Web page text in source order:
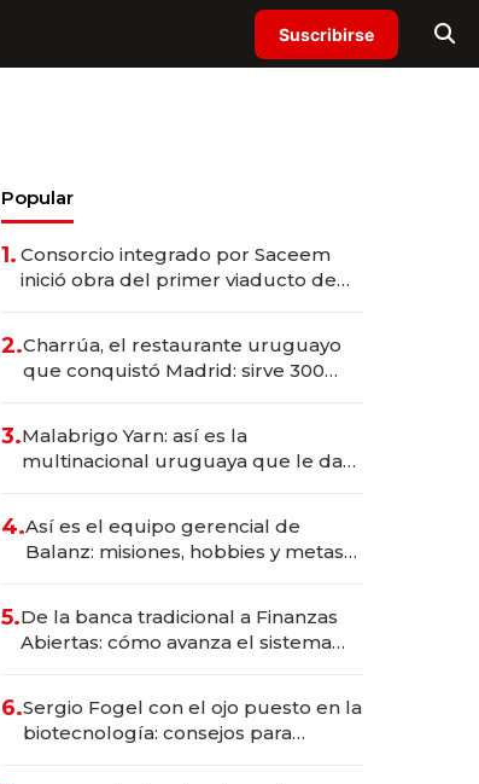
Suscribirse
Popular
1. Consorcio integrado por Saceem
inició obra del primer viaducto de
millones
2.Charrúa, el restaurante uruguayo
que conquistó Madrid: sirve 300
prepara apertura
3.Malabrigo Yarn: así es la
multinacional uruguaya que le da
4.Así es el equipo gerencial de
Balanz: misiones, hobbies y metas
5.De la banca tradicional a Finanzas
Abiertas: cómo avanza el sistema
6.Sergio Fogel con el ojo puesto en la
biotecnología: consejos para